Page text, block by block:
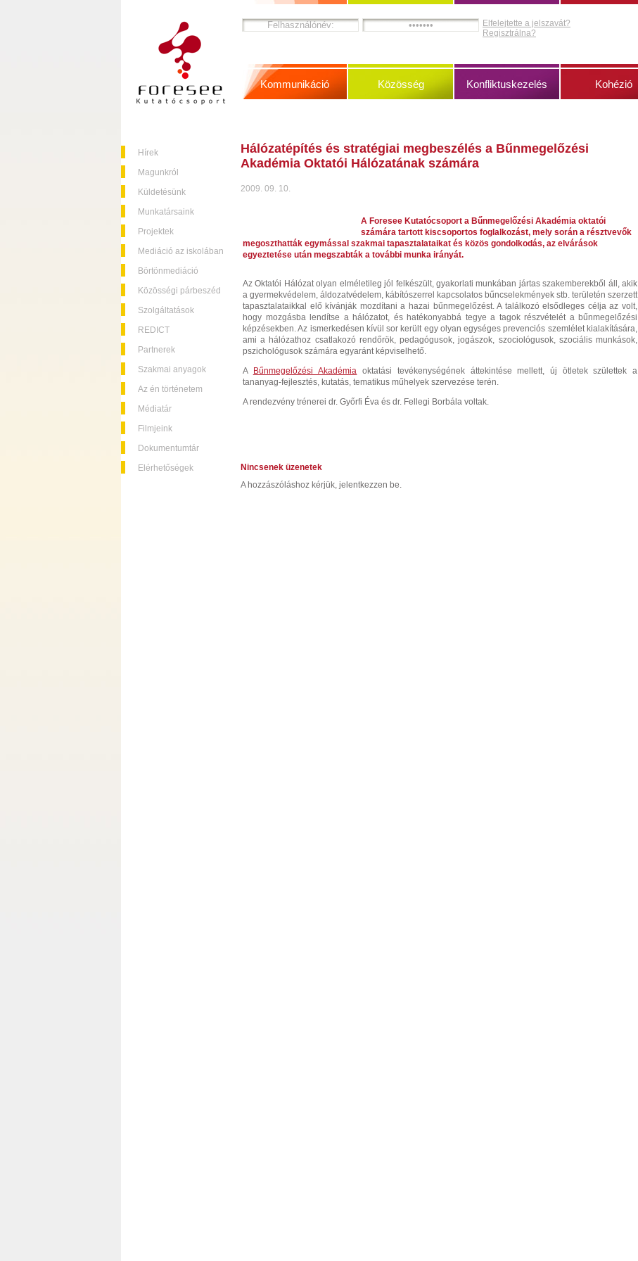
Hírek
Magunkról
Küldetésünk
Munkatársaink
Projektek
Mediáció az iskolában
Börtönmediáció
Közösségi párbeszéd
Szolgáltatások
REDICT
Partnerek
Szakmai anyagok
Az én történetem
Médiatár
Filmjeink
Dokumentumtár
Elérhetőségek
Elfelejtette a jelszavát?
Regisztrálna?
Kommunikáció Közösség Konfliktuskezelés Kohézió
Hálózatépítés és stratégiai megbeszélés a Bűnmegelőzési
Akadémia Oktatói Hálózatának számára
2009. 09. 10.
A Foresee Kutatócsoport a Bűnmegelőzési Akadémia oktatói
számára tartott kiscsoportos foglalkozást, mely során a résztvevők
megoszthatták egymással szakmai tapasztalataikat és közös gondolkodás, az elvárások
egyeztetése után megszabták a további munka irányát.
Az Oktatói Hálózat olyan elméletileg jól felkészült, gyakorlati munkában jártas szakemberekből áll, akik
a gyermekvédelem, áldozatvédelem, kábítószerrel kapcsolatos bűncselekmények stb. területén szerzett
tapasztalataikkal elő kívánják mozdítani a hazai bűnmegelőzést. A találkozó elsődleges célja az volt,
hogy mozgásba lendítse a hálózatot, és hatékonyabbá tegye a tagok részvételét a bűnmegelőzési
képzésekben. Az ismerkedésen kívül sor került egy olyan egységes prevenciós szemlélet kialakítására,
ami a hálózathoz csatlakozó rendőrök, pedagógusok, jogászok, szociológusok, szociális munkások,
pszichológusok számára egyaránt képviselhető.
A
Bűnmegelőzési Akadémia oktatási tevékenységének áttekintése mellett, új ötletek születtek a
tananyag-fejlesztés, kutatás, tematikus műhelyek szervezése terén.
A rendezvény trénerei dr. Győrfi Éva és dr. Fellegi Borbála voltak.
Nincsenek üzenetek
A hozzászóláshoz kérjük, jelentkezzen be.